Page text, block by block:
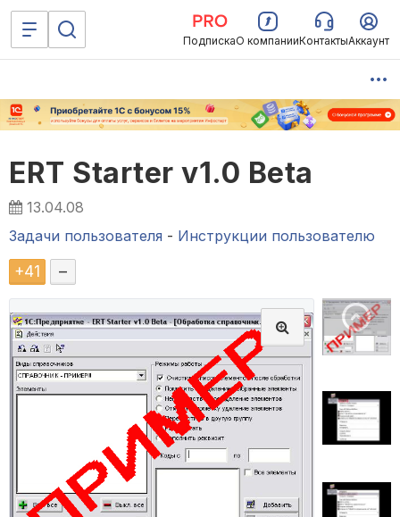
ПодпискаО компанииКонтактыАккаунт
ERT Starter v1.0 Beta
13.04.08
Задачи пользователя - Инструкции пользователю
+41 –